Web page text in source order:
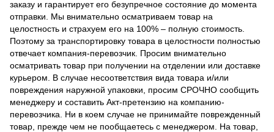
заказу и гарантирует его безупречное состояние до момента
отправки. Мы внимательно осматриваем товар на
целостность и страхуем его на 100% – полную стоимость.
Поэтому за транспортировку товара в целостности полностью
отвечает компания-перевозчик. Просим внимательно
осматривать товар при получении на отделении или доставке
курьером. В случае несоответствия вида товара и/или
повреждения наружной упаковки, просим СРОЧНО сообщить
менеджеру и составить Акт-претензию на компанию-
перевозчика. Ни в коем случае не принимайте поврежденный
товар, прежде чем не пообщаетесь с менеджером. На товар,